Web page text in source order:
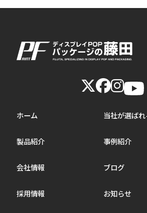
ホーム 当社が選ば
製品紹介 事例紹介
会社情報 ブログ
採用情報 お知らせ